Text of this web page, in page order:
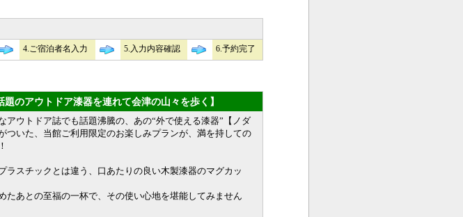
4.ご宿泊者名入力 5.入力内容確認 6.予約完了
のアウトドア漆器を連れて会津の山々を歩く】
アウトドア誌でも話題沸騰の、あの“外で使える漆器”【ノダ
ついた、当館ご利用限定のお楽しみプランが、満を持しての
ラスチックとは違う、口あたりの良い木製漆器のマグカッ
たあとの至福の一杯で、その使い心地を堪能してみません